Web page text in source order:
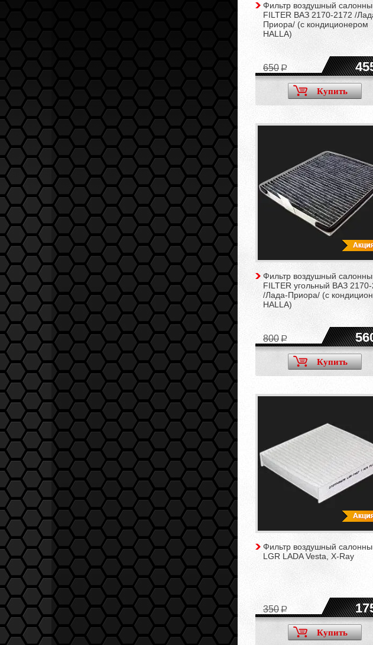
Фильтр воздушный
FILTER ВАЗ 2170-2172 /
Приора/ (с кондиционером
HALLA)
650
Купить
Фильтр воздушный
FILTER угольный ВАЗ
/Лада-Приора/ (с
HALLA)
800
Купить
Фильтр воздушный
LGR LADA Vesta, X-Ray
350
Купить